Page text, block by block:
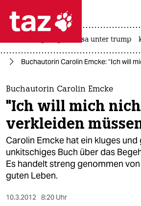
 taz zahl ich
taz zahl ich
themen
politik
öko
gesellschaft
kultur
sport
usa unter trump
Buchautorin Carolin Emcke: "Ich will
Buchautorin Carolin Emcke
"Ich will mich
verkleiden
Carolin Emcke hat ein kluges und
unkitschiges Buch über das
Es handelt streng genommen
guten Leben.
10.3.2012 8:20 Uhr